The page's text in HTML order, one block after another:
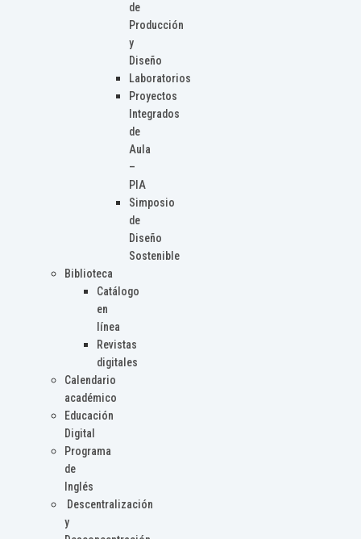
de
Producción
y
Diseño
Laboratorios
Proyectos
Integrados
de
Aula
–
PIA
Simposio
de
Diseño
Sostenible
Biblioteca
Catálogo
en
línea
Revistas
digitales
Calendario
académico
Educación
Digital
Programa
de
Inglés
Descentralización
y